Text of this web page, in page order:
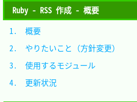
Ruby - RSS 作成 - 概要